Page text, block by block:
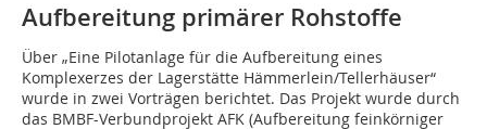
Aufbereitung primärer Rohstoffe
Über „Eine Pilotanlage für die Aufbereitung eines
Komplexerzes der Lagerstätte Hämmerlein/Tellerhäuser“
wurde in zwei Vorträgen berichtet. Das Projekt wurde durch
das BMBF-Verbundprojekt AFK (Aufbereitung feinkörniger